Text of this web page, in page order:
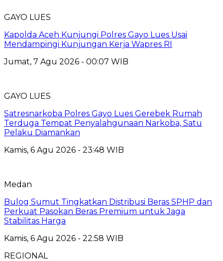
GAYO LUES
Kapolda Aceh Kunjungi Polres Gayo Lues Usai
Mendampingi Kunjungan Kerja Wapres RI
Jumat, 7 Agu 2026 - 00:07 WIB
GAYO LUES
Satresnarkoba Polres Gayo Lues Gerebek Rumah
Terduga Tempat Penyalahgunaan Narkoba, Satu
Pelaku Diamankan
Kamis, 6 Agu 2026 - 23:48 WIB
Medan
Bulog Sumut Tingkatkan Distribusi Beras SPHP dan
Perkuat Pasokan Beras Premium untuk Jaga
Stabilitas Harga
Kamis, 6 Agu 2026 - 22:58 WIB
REGIONAL